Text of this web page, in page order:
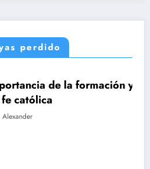
perdido
de la formación y el